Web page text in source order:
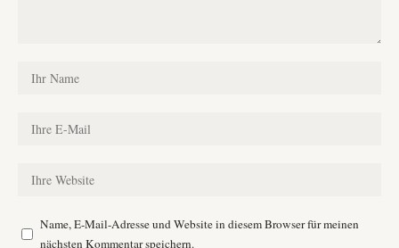
Name, E-Mail-Adresse und Website in diesem Browser für meinen
nächsten Kommentar speichern.